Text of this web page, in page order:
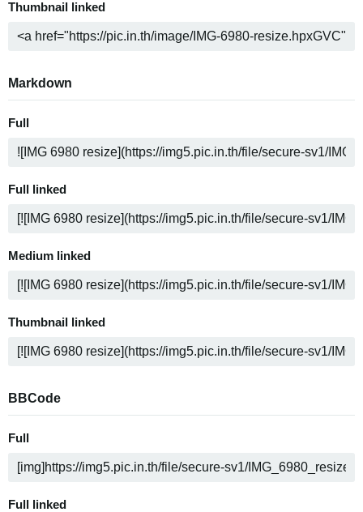
Thumbnail linked
Markdown
Full
Full linked
Medium linked
Thumbnail linked
BBCode
Full
Full linked